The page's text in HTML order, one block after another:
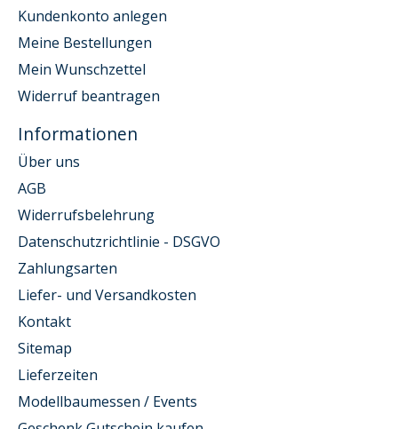
Kundenkonto anlegen
Meine Bestellungen
Mein Wunschzettel
Widerruf beantragen
Informationen
Über uns
AGB
Widerrufsbelehrung
Datenschutzrichtlinie - DSGVO
Zahlungsarten
Liefer- und Versandkosten
Kontakt
Sitemap
Lieferzeiten
Modellbaumessen / Events